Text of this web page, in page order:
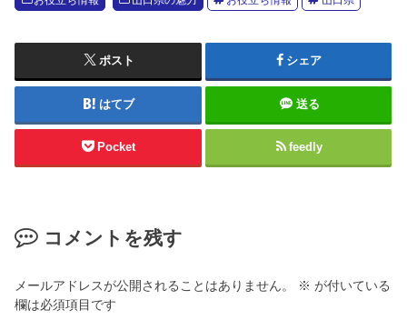
ポスト シェア
はてブ 送る
Pocket feedly
コメントを残す
メールアドレスが公開されることはありません。 ※ が付いている
欄は必須項目です